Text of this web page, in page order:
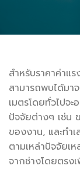
สำหรับราคาค่าแ
สามารถพบได้มา
เมตรโดยทั่วไป
ปัจจัยต่างๆ เช่น
ของงาน, และทำ
ตามเหล่าปัจจัยเ
จากช่างโดยตรง